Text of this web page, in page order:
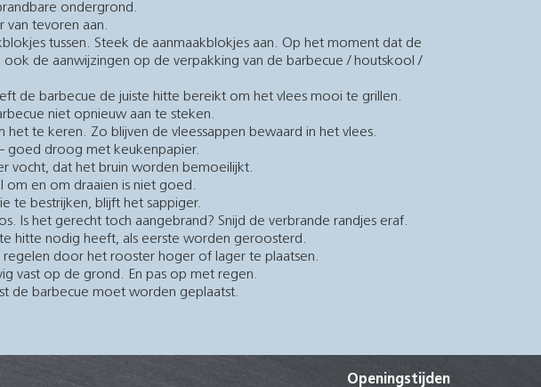
ondergrond.
van tevoren aan.
tussen. Steek de aanmaakblokjes aan. Op het moment dat de
de aanwijzingen op de verpakking van de barbecue / houtskool /
de barbecue de juiste hitte bereikt om het vlees mooi te grillen.
niet opnieuw aan te steken.
te keren. Zo blijven de vleessappen bewaard in het vlees.
goed droog met keukenpapier.
vocht, dat het bruin worden bemoeilijkt.
om en om draaien is niet goed.
te bestrijken, blijft het sappiger.
Is het gerecht toch aangebrand? Snijd de verbrande randjes eraf.
hitte nodig heeft, als eerste worden geroosterd.
door het rooster hoger of lager te plaatsen.
vast op de grond. En pas op met regen.
de barbecue moet worden geplaatst.
Openingstijden